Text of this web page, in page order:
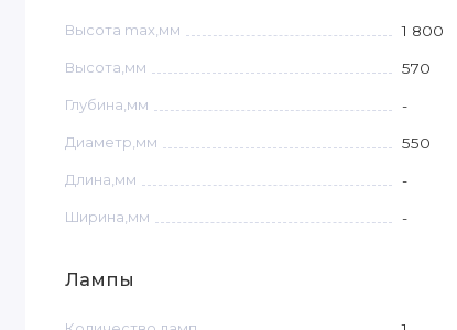
Высота max,мм 1 800
Высота,мм 570
Глубина,мм -
Диаметр,мм 550
Длина,мм -
Ширина,мм -
Лампы